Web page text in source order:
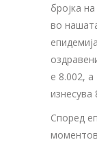
бројка
во
е 8.002, а
изнесува
Според